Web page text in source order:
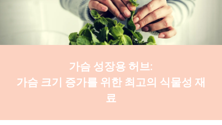
가슴 성장용 허브:
가슴 크기 증가를 위한 최고의 식물성 재
료